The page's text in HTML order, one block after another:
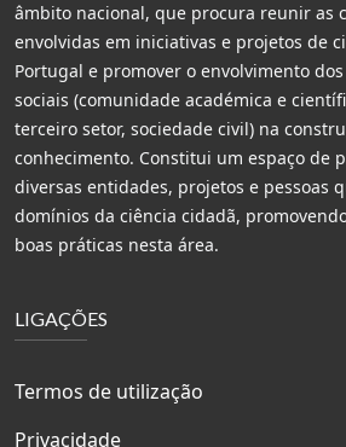
âmbito nacional, que procura reunir as
envolvidas em iniciativas e projetos de
Portugal e promover o envolvimento
sociais (comunidade académica e
terceiro setor, sociedade civil) na
conhecimento. Constitui um espaço de
diversas entidades, projetos e pessoas
domínios da ciência cidadã,
boas práticas nesta área.
LIGAÇÕES
Termos de utilização
Privacidade